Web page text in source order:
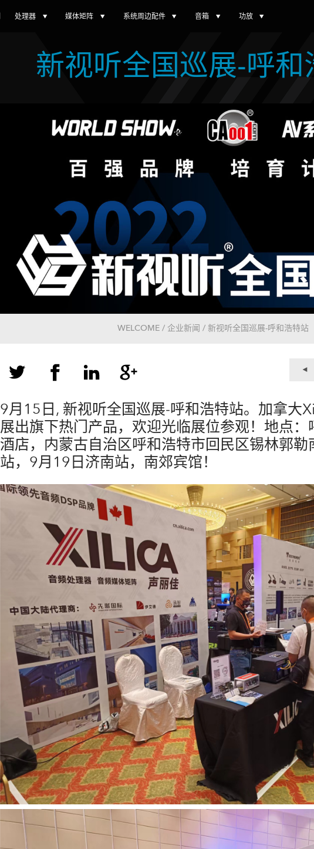
处理器 媒体矩阵 系统周边配件 音箱 功放
新视听全国巡展-呼和
WELCOME / 企业新闻 / 新视听全国巡展-呼和浩特站
导
航
9月15日, 新视听全国巡展-呼和浩特站。加拿大
展出旗下热门产品，欢迎光临展位参观！地点：
酒店，内蒙古自治区呼和浩特市回民区锡林郭勒
站，9月19日济南站，南郊宾馆！